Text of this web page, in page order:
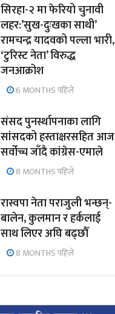
सिरहा-२ मा फेरियो चुनावी
लहर:’सुख-दुःखका साथी’
रामचन्द्र यादवको पल्ला भारी,
‘टुरिस्ट नेता’ विरुद्ध
जनआक्रोश
6 MONTHS पहिले
संसद पुनर्स्थापनाका लागि
सांसदको हस्ताक्षरसहित आज
सर्वोच्च जाँदै कांग्रेस-एमाले
8 MONTHS पहिले
रास्वपा नेता पराजुली भन्छन्-
बालेन, कुलमान र हर्कलाई
साथ लिएर अघि बढ्छौँ
8 MONTHS पहिले